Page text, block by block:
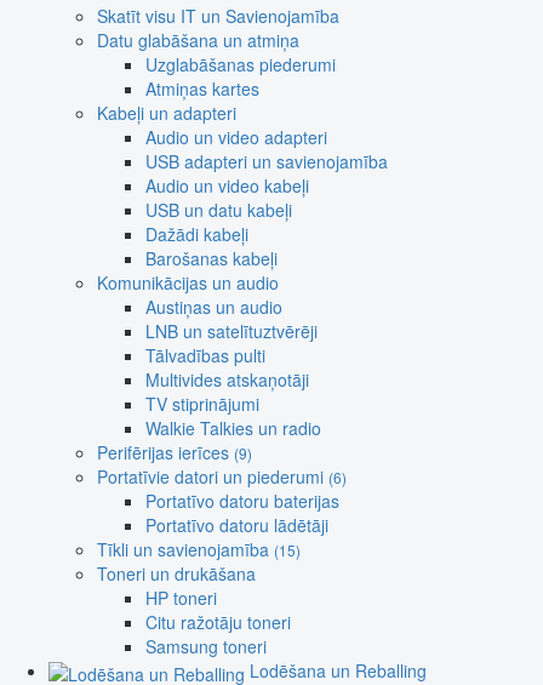
Skatīt visu IT un Savienojamība
Datu glabāšana un atmiņa
Uzglabāšanas piederumi
Atmiņas kartes
Kabeļi un adapteri
Audio un video adapteri
USB adapteri un savienojamība
Audio un video kabeļi
USB un datu kabeļi
Dažādi kabeļi
Barošanas kabeļi
Komunikācijas un audio
Austiņas un audio
LNB un satelītuztvērēji
Tālvadības pulti
Multivides atskaņotāji
TV stiprinājumi
Walkie Talkies un radio
Perifērijas ierīces (9)
Portatīvie datori un piederumi (6)
Portatīvo datoru baterijas
Portatīvo datoru lādētāji
Tīkli un savienojamība (15)
Toneri un drukāšana
HP toneri
Citu ražotāju toneri
Samsung toneri
Lodēšana un Reballing